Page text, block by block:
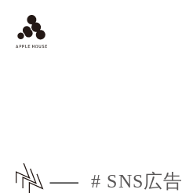
# SNS広告